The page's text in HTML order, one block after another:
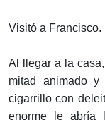
Visitó a Francisco.
Al llegar a la
mitad animado
cigarrillo con
enorme le